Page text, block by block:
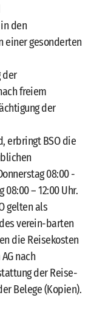
den
einer gesonderten
der
freiem
der
erbringt BSO die
08:00 -
08:00 – 12:00 Uhr.
gelten als
verein-barten
die Reisekosten
nach
der Reise-
Belege (Kopien).